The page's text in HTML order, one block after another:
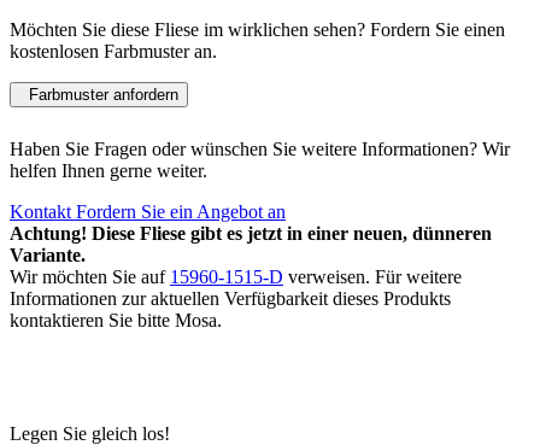
Möchten Sie diese Fliese im wirklichen sehen? Fordern Sie einen
kostenlosen Farbmuster an.
Farbmuster anfordern
Haben Sie Fragen oder wünschen Sie weitere Informationen? Wir
helfen Ihnen gerne weiter.
Kontakt Fordern Sie ein Angebot an
Achtung! Diese Fliese gibt es jetzt in einer neuen, dünneren
Variante.
Wir möchten Sie auf 15960-1515-D verweisen. Für weitere
Informationen zur aktuellen Verfügbarkeit dieses Produkts
kontaktieren Sie bitte Mosa.
Legen Sie gleich los!